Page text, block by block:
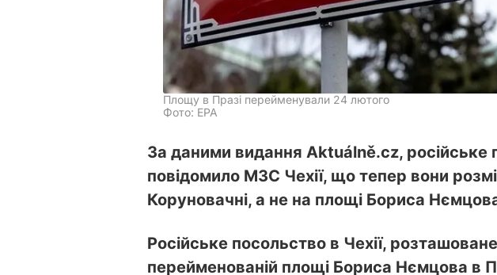
Площу в Празі перейменували 24 лютого
Фото: ЕРА
За даними видання Aktuálně.cz, російське
повідомило МЗС Чехії, що тепер вони
Коруновачні, а не на площі Бориса
Російське посольство в Чехії,
перейменованій площі Бориса Нємцова в